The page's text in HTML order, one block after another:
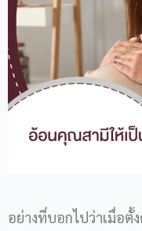
อย่างที่บอกไปว่าเมื่อตั้